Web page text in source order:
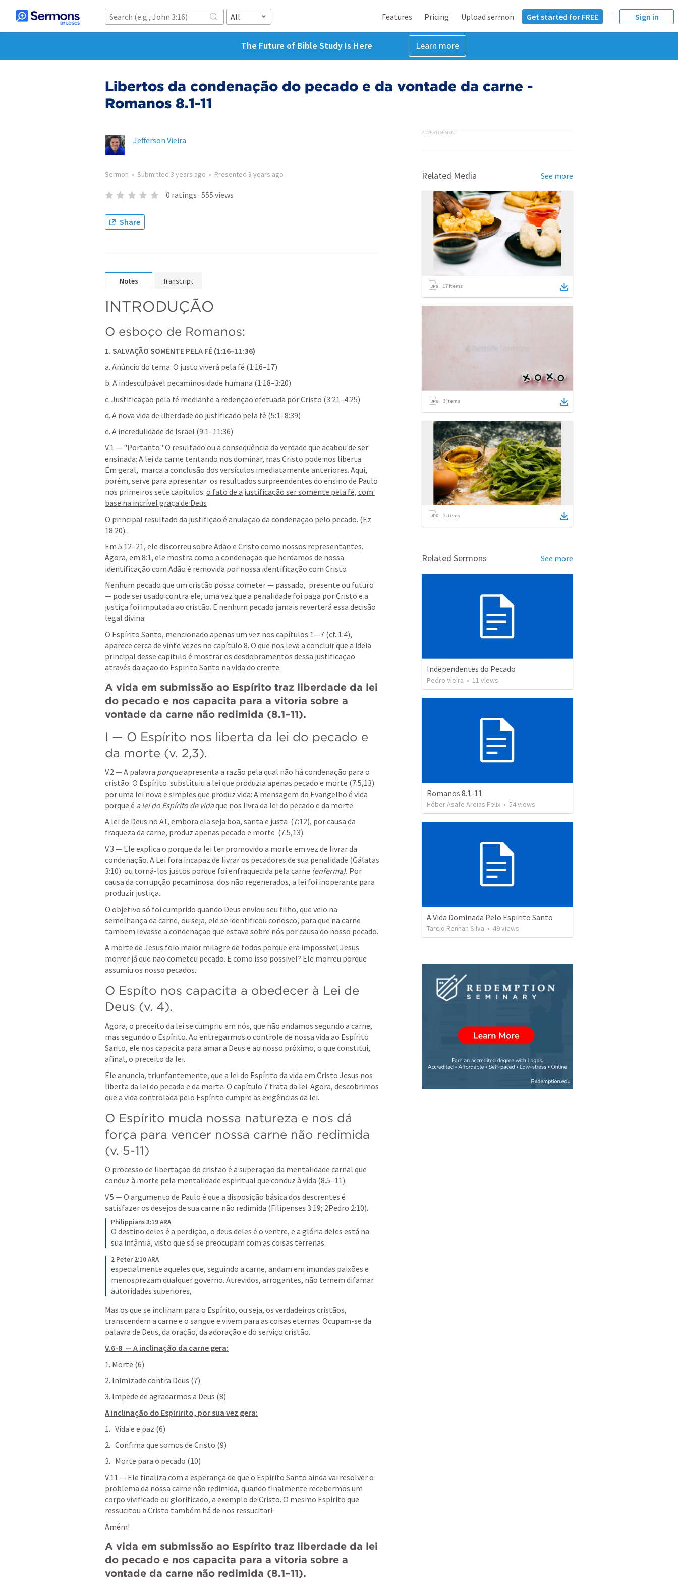
All Features Pricing Upload sermon Get started for FREE Sign in
The Future of Bible Study Is Here Learn more
Libertos da condenação do pecado e da vontade da carne -
Romanos 8.1-11
Jefferson Vieira
Sermon • Submitted 3 years ago • Presented 3 years ago
0 ratings · 555 views
Share
Notes Transcript
INTRODUÇÃO
O esboço de Romanos:
1. SALVAÇÃO SOMENTE PELA FÉ (1:16–11:36)
a. Anúncio do tema: O justo viverá pela fé (1:16–17)
b. A indesculpável pecaminosidade humana (1:18–3:20)
c. Justificação pela fé mediante a redenção efetuada por Cristo (3:21–4:25)
d. A nova vida de liberdade do justificado pela fé (5:1–8:39)
e. A incredulidade de Israel (9:1–11:36)
V.1 — "Portanto" O resultado ou a consequência da verdade que acabou de ser
ensinada: A lei da carne tentando nos dominar, mas Cristo pode nos liberta.
Em geral,  marca a conclusão dos versículos imediatamente anteriores. Aqui,
porém, serve para apresentar  os resultados surpreendentes do ensino de Paulo
nos primeiros sete capítulos: o fato de a justificação ser somente pela fé, com
base na incrível graça de Deus
O principal resultado da justifição é anulaçao da condenaçao pelo pecado. (Ez
18.20).
Em 5:12–21, ele discorreu sobre Adão e Cristo como nossos representantes.
Agora, em 8:1, ele mostra como a condenação que herdamos de nossa
identificação com Adão é removida por nossa identificação com Cristo
Nenhum pecado que um cristão possa cometer — passado,  presente ou futuro
— pode ser usado contra ele, uma vez que a penalidade foi paga por Cristo e a
justiça foi imputada ao cristão. E nenhum pecado jamais reverterá essa decisão
legal divina.
O Espírito Santo, mencionado apenas um vez nos capítulos 1—7 (cf. 1:4),
aparece cerca de vinte vezes no capítulo 8. O que nos leva a concluir que a ideia
principal desse capitulo é mostrar os desdobramentos dessa justificaçao
através da açao do Espirito Santo na vida do crente.
A vida em submissão ao Espírito traz liberdade da lei
do pecado e nos capacita para a vitoria sobre a
vontade da carne não redimida (8.1–11).
I — O Espírito nos liberta da lei do pecado e
da morte (v. 2,3).
V.2 — A palavra porque apresenta a razão pela qual não há condenação para o
cristão. O Espírito  substituiu a lei que produzia apenas pecado e morte (7:5,13)
por uma lei nova e simples que produz vida: A mensagem do Evangelho é vida
porque é a lei do Espírito de vida que nos livra da lei do pecado e da morte.
A lei de Deus no AT, embora ela seja boa, santa e justa  (7:12), por causa da
fraqueza da carne, produz apenas pecado e morte  (7:5,13).
V.3 — Ele explica o porque da lei ter promovido a morte em vez de livrar da
condenação. A Lei fora incapaz de livrar os pecadores de sua penalidade (Gálatas
3:10)  ou torná-los justos porque foi enfraquecida pela carne (enferma). Por
causa da corrupção pecaminosa  dos não regenerados, a lei foi inoperante para
produzir justiça.
O objetivo só foi cumprido quando Deus enviou seu filho, que veio na
semelhança da carne, ou seja, ele se identificou conosco, para que na carne
A morte de Jesus foio maior milagre de todos porque era impossivel Jesus
morrer já que não cometeu pecado. E como isso possivel? Ele morreu porque
assumiu os nosso pecados.
O Espíto nos capacita a obedecer à Lei de
Deus (v. 4).
Agora, o preceito da lei se cumpriu em nós, que não andamos segundo a carne,
mas segundo o Espírito. Ao entregarmos o controle de nossa vida ao Espírito
Santo, ele nos capacita para amar a Deus e ao nosso próximo, o que constitui,
afinal, o preceito da lei.
Ele anuncia, triunfantemente, que a lei do Espírito da vida em Cristo Jesus nos
liberta da lei do pecado e da morte. O capítulo 7 trata da lei. Agora, descobrimos
que a vida controlada pelo Espírito cumpre as exigências da lei.
O Espírito muda nossa natureza e nos dá
força para vencer nossa carne não redimida
(v. 5-11)
O processo de libertação do cristão é a superação da mentalidade carnal que
conduz à morte pela mentalidade espiritual que conduz à vida (8.5–11).
V.5 — O argumento de Paulo é que a disposição básica dos descrentes é
satisfazer os desejos de sua carne não redimida (Filipenses 3:19; 2Pedro 2:10).
Philippians 3:19 ARA
O destino deles é a perdição, o deus deles é o ventre, e a glória deles está na
sua infâmia, visto que só se preocupam com as coisas terrenas.
2 Peter 2:10 ARA
especialmente aqueles que, seguindo a carne, andam em imundas paixões e
menosprezam qualquer governo. Atrevidos, arrogantes, não temem difamar
autoridades superiores,
Mas os que se inclinam para o Espírito, ou seja, os verdadeiros cristãos,
transcendem a carne e o sangue e vivem para as coisas eternas. Ocupam-se da
palavra de Deus, da oração, da adoração e do serviço cristão.
V.6-8  — A inclinação da carne gera:
1. Morte (6)
2. Inimizade contra Deus (7)
3. Impede de agradarmos a Deus (8)
A inclinação do Espiririto, por sua vez gera:
Vida e e paz (6)
Confima que somos de Cristo (9)
Morte para o pecado (10)
V.11 — Ele finaliza com a esperança de que o Espirito Santo ainda vai resolver o
problema da nossa carne nâo redimida, quando finalmente recebermos um
corpo vivificado ou glorificado, a exemplo de Cristo. O mesmo Espirito que
ressucitou a Cristo também há de nos ressucitar!
Amém!
A vida em submissão ao Espírito traz liberdade da lei
do pecado e nos capacita para a vitoria sobre a
vontade da carne não redimida (8.1–11).
ADVERTISEMENT
Related Media See more
17 items
3 items
2items
Related Sermons See more
Independentes do Pecado
Pedro Vieira • 11 views
Romanos 8.1-11
Héber Asafe Areias Felix • 54views
A Vida Dominada Pelo Espirito Santo
Tarcio Rennan Silva • 49views